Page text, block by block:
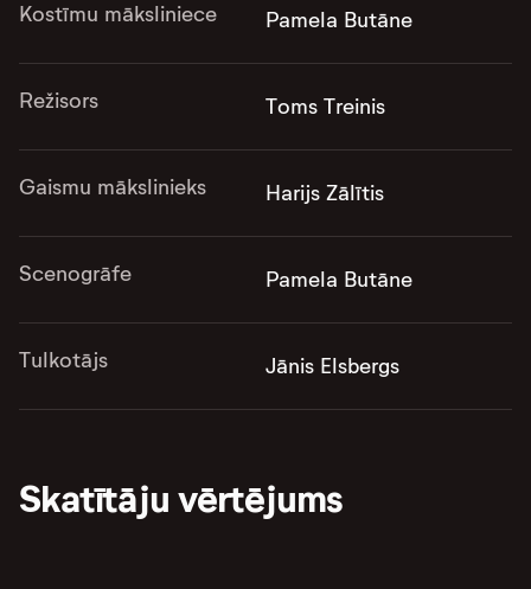
Kostīmu māksliniece Pamela Butāne
Režisors Toms Treinis
Gaismu mākslinieks Harijs Zālītis
Scenogrāfe Pamela Butāne
Tulkotājs Jānis Elsbergs
Skatītāju vērtējums